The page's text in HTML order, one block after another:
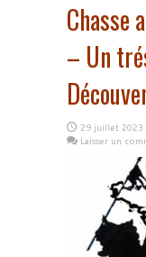
Chasse
– Un
29 juillet 2023
Laisser un